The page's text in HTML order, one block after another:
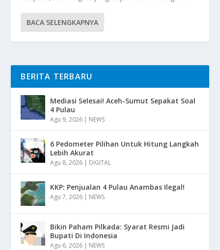
BACA SELENGKAPNYA
BERITA TERBARU
Mediasi Selesai! Aceh-Sumut Sepakat Soal
4 Pulau
Agu 9, 2026 | NEWS
6 Pedometer Pilihan Untuk Hitung Langkah
Lebih Akurat
Agu 8, 2026 | DIGITAL
KKP: Penjualan 4 Pulau Anambas Ilegal!
Agu 7, 2026 | NEWS
Bikin Paham Pilkada: Syarat Resmi Jadi
Bupati Di Indonesia
Agu 6, 2026 | NEWS